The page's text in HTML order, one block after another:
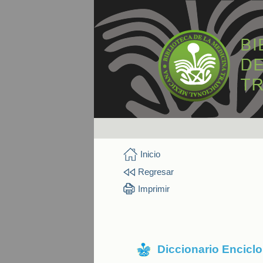
Inicio
Regresar
Imprimir
Diccionario